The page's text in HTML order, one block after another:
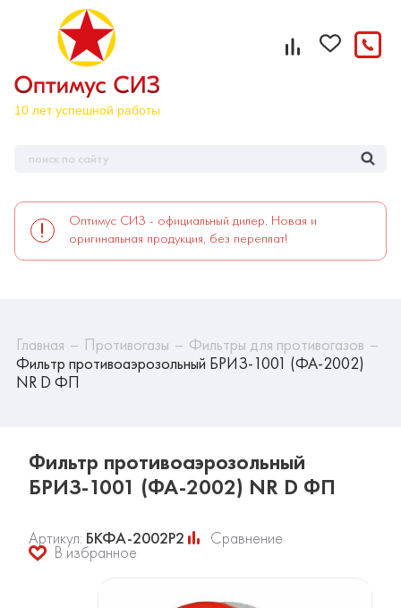
Оптимус СИЗ - официальный дилер. Новая и
оригинальная продукция, без переплат!
Главная Противогазы
Фильтры для противогазов
Фильтр противоаэрозольный БРИЗ-1001 (ФА-2002)
NR D ФП
Фильтр противоаэрозольный
БРИЗ-1001 (ФА-2002) NR D ФП
Артикул: БКФА-2002P2 Сравнение
В избранное